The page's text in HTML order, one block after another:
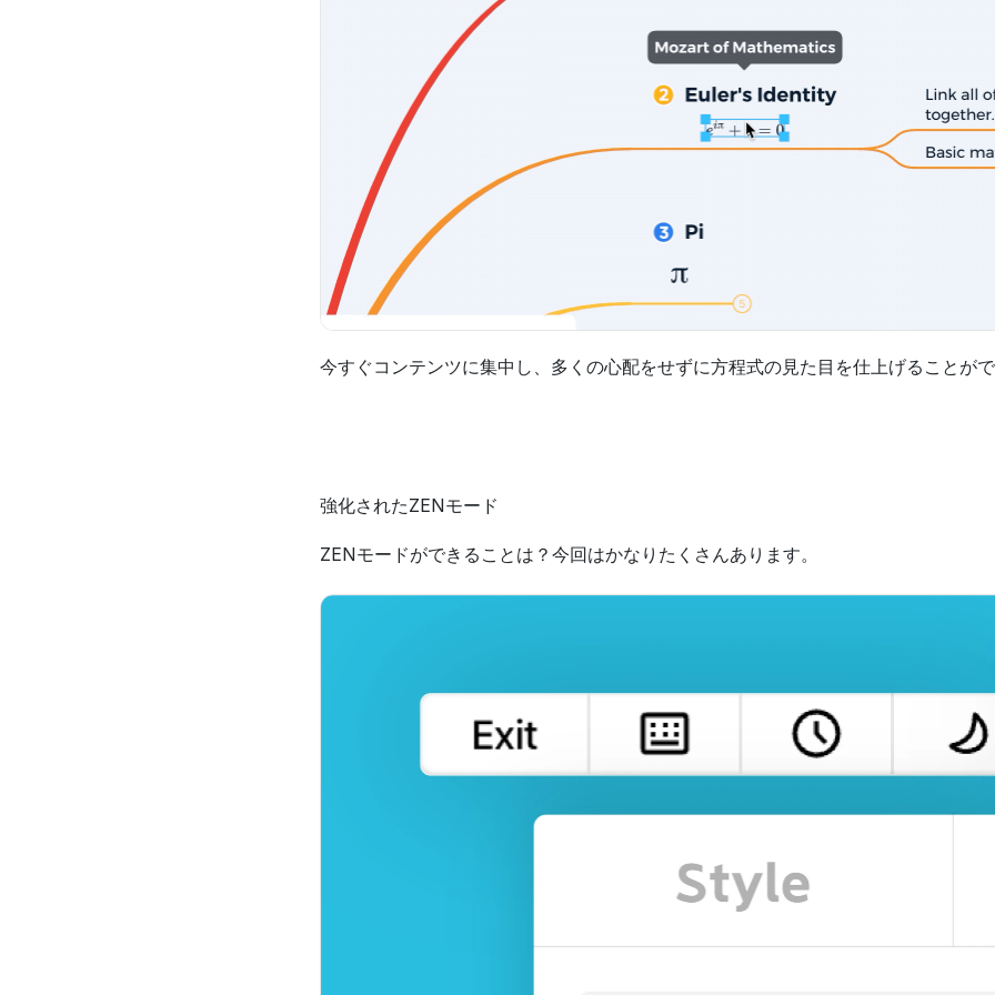
今すぐコンテンツに集中し、多くの心配をせずに方程式の見た目を仕上げることが
強化されたZENモード
ZENモードができることは？今回はかなりたくさんあります。